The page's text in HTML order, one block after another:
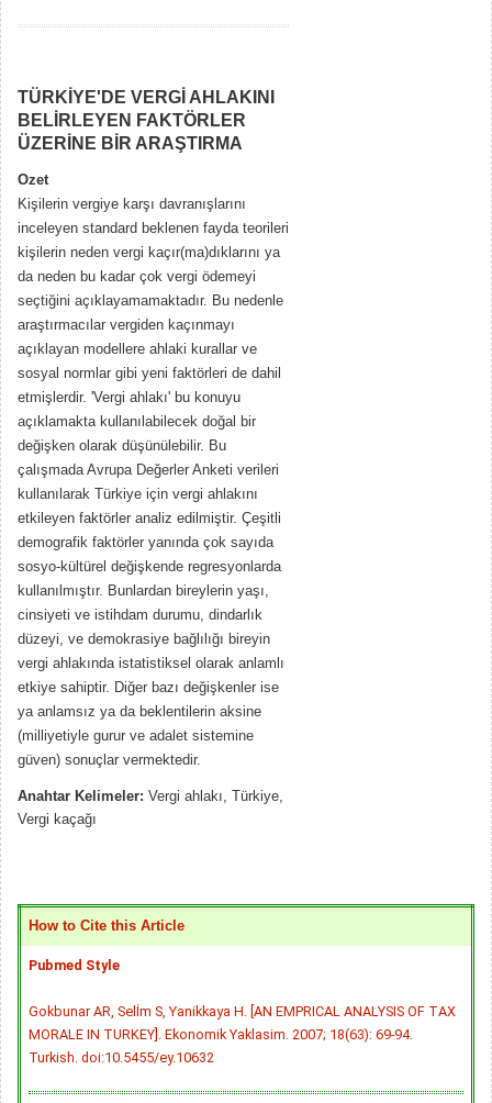
TÜRKİYE'DE VERGİ AHLAKINI
BELİRLEYEN FAKTÖRLER
ÜZERİNE BİR ARAŞTIRMA
Ozet
Kişilerin vergiye karşı davranışlarını
inceleyen standard beklenen fayda teorileri
kişilerin neden vergi kaçır(ma)dıklarını ya
da neden bu kadar çok vergi ödemeyi
seçtiğini açıklayamamaktadır. Bu nedenle
araştırmacılar vergiden kaçınmayı
açıklayan modellere ahlaki kurallar ve
sosyal normlar gibi yeni faktörleri de dahil
etmişlerdir. 'Vergi ahlakı' bu konuyu
açıklamakta kullanılabilecek doğal bir
değişken olarak düşünülebilir. Bu
çalışmada Avrupa Değerler Anketi verileri
kullanılarak Türkiye için vergi ahlakını
etkileyen faktörler analiz edilmiştir. Çeşitli
demografik faktörler yanında çok sayıda
sosyo-kültürel değişkende regresyonlarda
kullanılmıştır. Bunlardan bireylerin yaşı,
cinsiyeti ve istihdam durumu, dindarlık
düzeyi, ve demokrasiye bağlılığı bireyin
vergi ahlakında istatistiksel olarak anlamlı
etkiye sahiptir. Diğer bazı değişkenler ise
ya anlamsız ya da beklentilerin aksine
(milliyetiyle gurur ve adalet sistemine
güven) sonuçlar vermektedir.
Anahtar Kelimeler: Vergi ahlakı, Türkiye,
Vergi kaçağı
How to Cite this Article
Pubmed Style
Gokbunar AR, Selİm S, Yanikkaya H. [AN EMPRICAL ANALYSIS OF TAX
MORALE IN TURKEY]. Ekonomik Yaklasim. 2007; 18(63): 69-94.
Turkish. doi:10.5455/ey.10632